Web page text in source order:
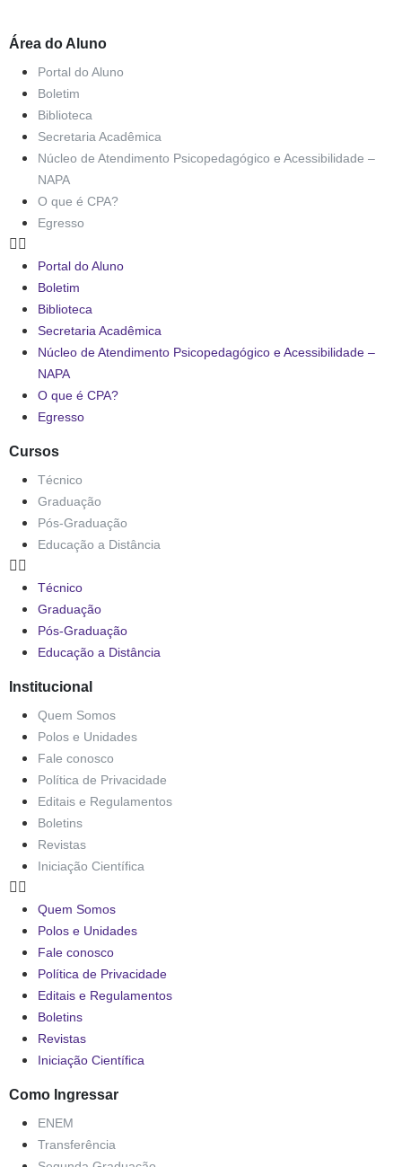
Área do Aluno
Portal do Aluno
Boletim
Biblioteca
Secretaria Acadêmica
Núcleo de Atendimento Psicopedagógico e Acessibilidade –
NAPA
O que é CPA?
Egresso
Portal do Aluno
Boletim
Biblioteca
Secretaria Acadêmica
Núcleo de Atendimento Psicopedagógico e Acessibilidade –
NAPA
O que é CPA?
Egresso
Cursos
Técnico
Graduação
Pós-Graduação
Educação a Distância
Técnico
Graduação
Pós-Graduação
Educação a Distância
Institucional
Quem Somos
Polos e Unidades
Fale conosco
Política de Privacidade
Editais e Regulamentos
Boletins
Revistas
Iniciação Científica
Quem Somos
Polos e Unidades
Fale conosco
Política de Privacidade
Editais e Regulamentos
Boletins
Revistas
Iniciação Científica
Como Ingressar
ENEM
Transferência